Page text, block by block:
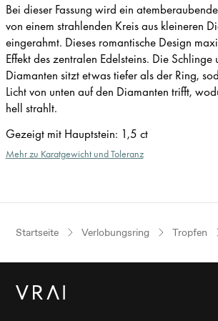
Bei dieser Fassung wird ein
von einem strahlenden Kreis aus kleineren
eingerahmt. Dieses romantische Design
Effekt des zentralen Edelsteins. Die Schlinge
Diamanten sitzt etwas tiefer als der Ring,
Licht von unten auf den Diamanten trifft,
hell strahlt.
Gezeigt mit Hauptstein: 1,5 ct
Mehr zu Karatgewicht und Toleranz
Startseite Verlobungsring Tropfen